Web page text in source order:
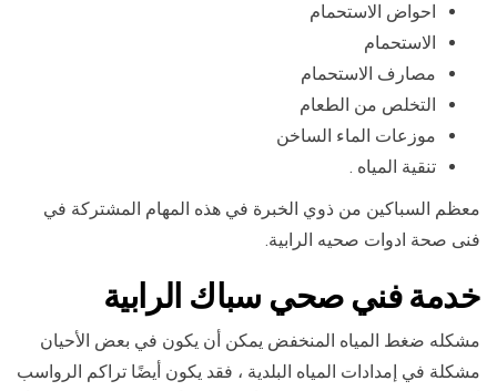
احواض الاستحمام
الاستحمام
مصارف الاستحمام
التخلص من الطعام
موزعات الماء الساخن
تنقية المياه .
معظم السباكين من ذوي الخبرة في هذه المهام المشتركة في
فنى صحة ادوات صحيه الرابية.
خدمة فني صحي سباك الرابية
مشكله ضغط المياه المنخفض يمكن أن يكون في بعض الأحيان
مشكلة في إمدادات المياه البلدية ، فقد يكون أيضًا تراكم الرواسب